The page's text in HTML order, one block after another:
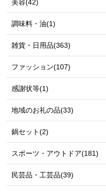
美容(42)
調味料・油(1)
雑貨・日用品(363)
ファッション(107)
感謝状等(1)
地域のお礼の品(33)
鍋セット(2)
スポーツ・アウトドア(181)
民芸品・工芸品(39)